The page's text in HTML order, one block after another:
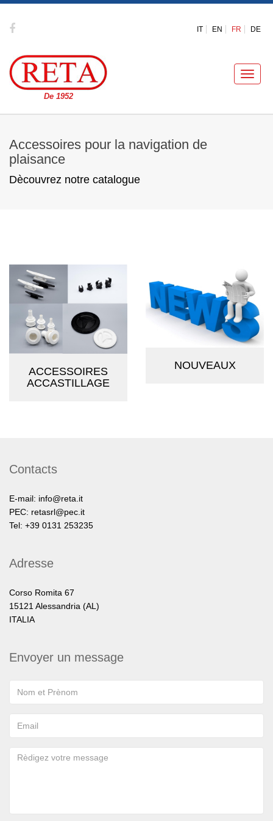
IT EN FR DE
Toggle
De 1952
Accessoires pour la navigation de
plaisance
Dècouvrez notre catalogue
ACCESSOIRES
ACCASTILLAGE
NOUVEAUX
Contacts
E-mail: info@reta.it
PEC: retasrl@pec.it
Tel: +39 0131 253235
Adresse
Corso Romita 67
15121 Alessandria (AL)
ITALIA
Envoyer un message